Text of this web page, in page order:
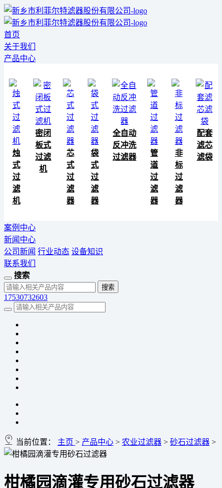
首页
关于我们
产品中心
烛
式
过
滤
机
密闭
板式
过滤
机
芯
式
过
滤
器
袋
式
过
滤
器
全自动
反冲洗
过滤器
管
道
过
滤
器
非
标
过
滤
器
配套
滤芯
滤袋
案例中心
新闻中心
公司新闻 行业动态 设备知识
联系我们
搜索
17530732603
当前位置： 主页 > 产品中心 > 农业过滤器 > 砂石过滤器 >
柑橘园滴灌专用砂石过滤器